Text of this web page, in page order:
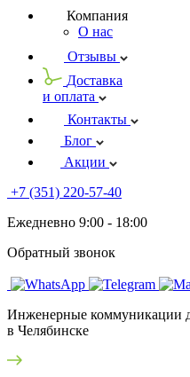
Компания
О нас
Отзывы
Доставка
и оплата
Контакты
Блог
Акции
+7 (351) 220-57-40
Ежедневно 9:00 - 18:00
Обратный звонок
Инженерные коммуникации
в Челябинске